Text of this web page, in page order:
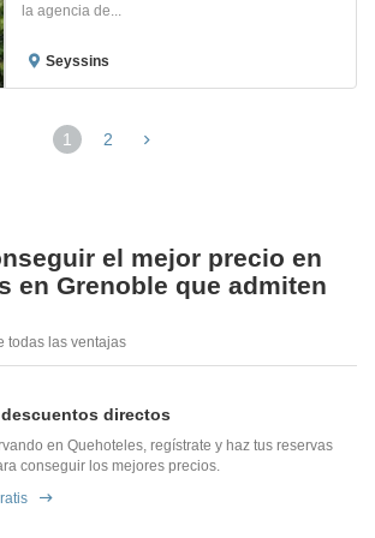
la agencia de...
Seyssins
1 2
el mejor precio en
en Grenoble que admiten
todas las ventajas
directos
en Quehoteles, regístrate y haz tus reservas
conseguir los mejores precios.